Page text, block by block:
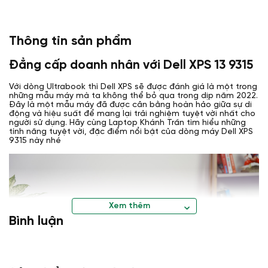
Thông tin sản phẩm
Đẳng cấp doanh nhân với Dell XPS 13 9315
Với dòng Ultrabook thì Dell XPS sẽ được đánh giá là một trong
những mẫu máy mà ta không thể bỏ qua trong dịp năm 2022.
Đây là một mẫu máy đã được cân bằng hoàn hảo giữa sự di
động và hiệu suất để mang lại trải nghiệm tuyệt vời nhất cho
người sử dụng. Hãy cùng Laptop Khánh Trần tìm hiểu những
tính năng tuyệt vời, đặc điểm nổi bật của dòng máy Dell XPS
9315 này nhé
Xem thêm
Bình luận